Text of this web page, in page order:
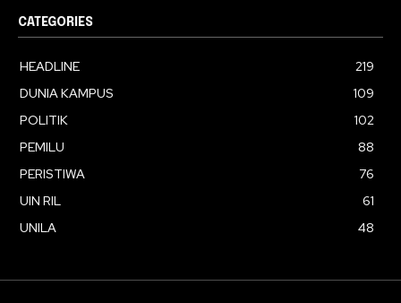
CATEGORIES
HEADLINE
219
DUNIA KAMPUS
109
POLITIK
102
PEMILU
88
PERISTIWA
76
UIN RIL
61
UNILA
48